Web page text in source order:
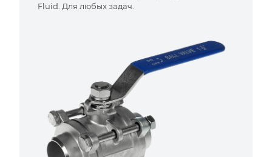
Fluid. Для любых задач.